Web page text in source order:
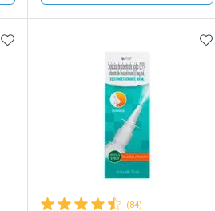
FECHAR
FECHAR
Laboratório
Por Menos
ADICIONAR AOS FAVORITOS
(84)